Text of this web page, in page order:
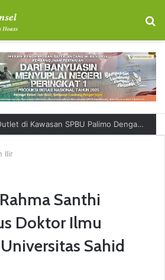
Seven Days Buka Outlet di Kawasan SPBU Palimo Dengan Konsep One Stop Hangout Destination
Ilir
Santhi
Doktor Ilmu
Sahid